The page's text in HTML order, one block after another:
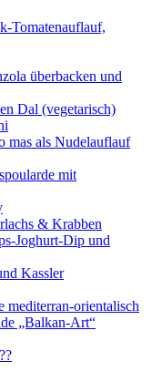
Tomatenauflauf,
überbacken und
Dal (vegetarisch)
mas als Nudelauflauf
mit
& Krabben
Joghurt-Dip und
Kassler
orientalisch
„Balkan-Art“